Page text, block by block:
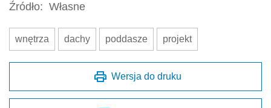
Źródło: Własne
wnętrza dachy poddasze projekt
Wersja do druku